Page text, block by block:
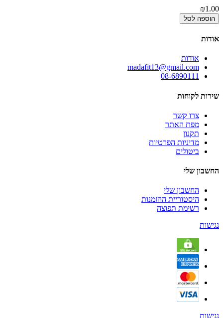
₪1.00
הוספה לסל
אודות
אודות
madafit13@gmail.com
08-6890111
שירות לקוחות
צרו קשר
מפת האתר
תקנון
מדיניות הפרטיות
ביטולים
החשבון שלי
החשבון שלי
היסטוריית ההזמנות
רשימת תפוצה
נגישות
נגישות